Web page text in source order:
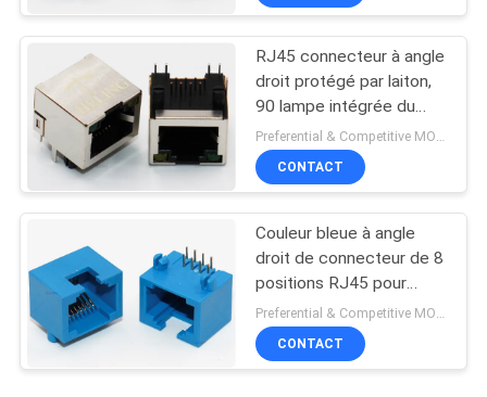
Connecteur RJ45 à
angle droit
Port RJ45 simple
RJ45 connecteur à angle
droit protégé par laiton,
90 lampe intégrée du
coupleur LED du degré
Rj45
Preferential & Competitive MOQ:2000
CONTACT
Couleur bleue à angle
droit de connecteur de 8
positions RJ45 pour
l'équipement de mise en
réseau/de
télécommunication
CONTACT